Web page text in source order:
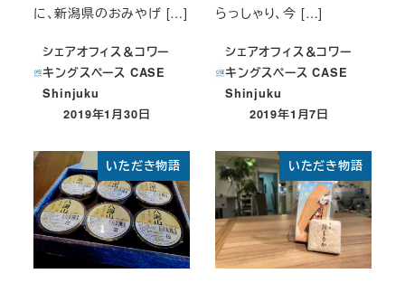
に、新潟県のおみやげ […]
シェアオフィス＆コワー
キングスペース CASE
Shinjuku
投稿日
2019年1月30日
らっしゃり、今 […]
シェアオフィス＆コワー
キングスペース CASE
Shinjuku
投稿日
2019年1月7日
いただき物語 いただき物語